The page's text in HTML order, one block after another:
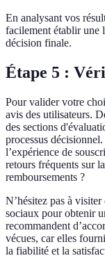
En analysant vos
facilement établir une
décision finale.
Étape 5 :
Pour valider votre
avis des utilisateurs.
des sections
processus
l’expérience de
retours fréquents sur
remboursements ?
N’hésitez pas à
sociaux pour obtenir
recommandent
vécues, car elles
la fiabilité et la